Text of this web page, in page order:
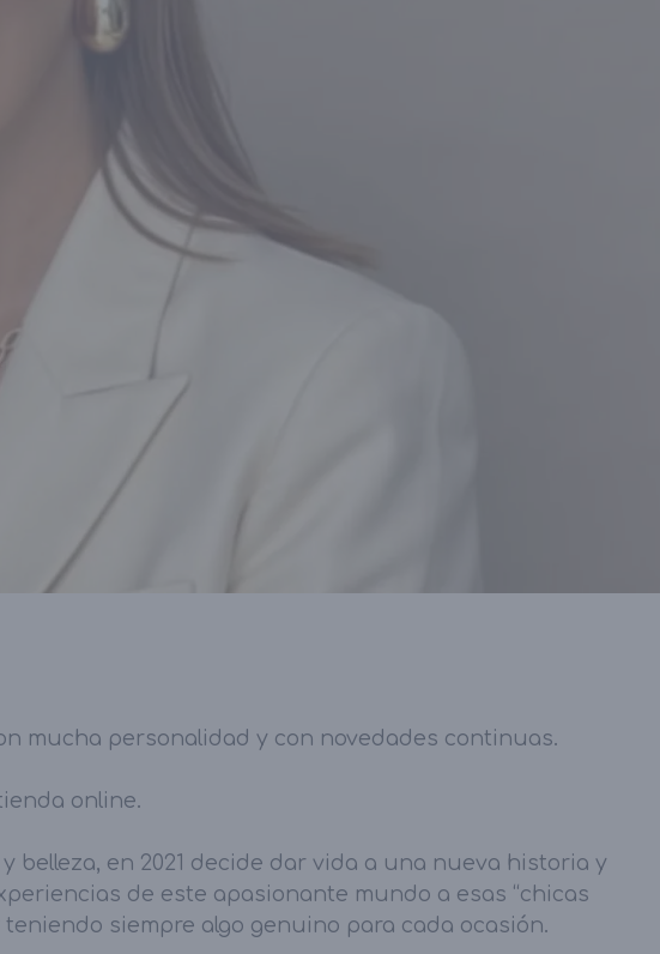
mucha personalidad y con novedades continuas.
online.
en 2021 decide dar vida a una nueva historia y
de este apasionante mundo a esas “chicas
siempre algo genuino para cada ocasión.